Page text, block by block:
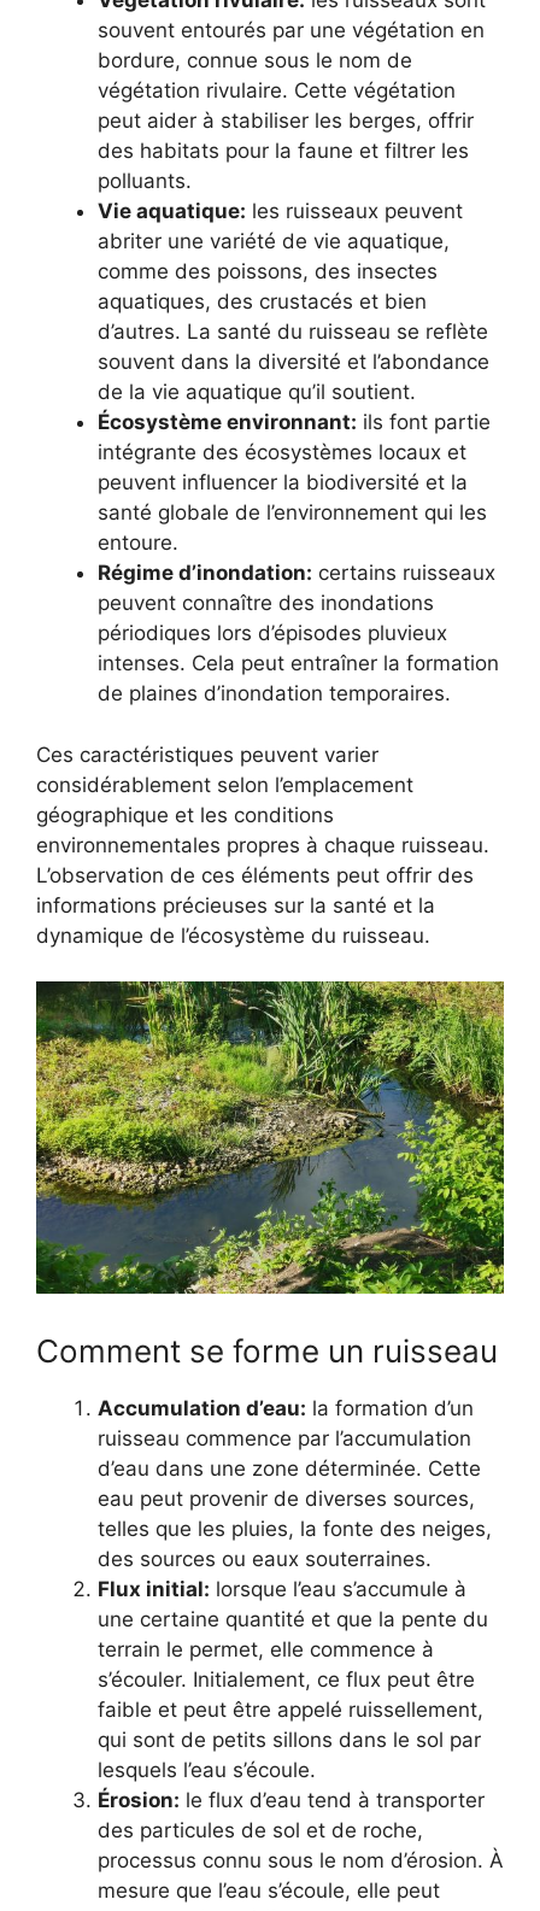
souvent entourés par une végétation en
bordure, connue sous le nom de
végétation rivulaire. Cette végétation
peut aider à stabiliser les berges, offrir
des habitats pour la faune et filtrer les
polluants.
Vie aquatique: les ruisseaux peuvent
abriter une variété de vie aquatique,
comme des poissons, des insectes
aquatiques, des crustacés et bien
d’autres. La santé du ruisseau se reflète
souvent dans la diversité et l’abondance
de la vie aquatique qu’il soutient.
Écosystème environnant: ils font partie
intégrante des écosystèmes locaux et
peuvent influencer la biodiversité et la
santé globale de l’environnement qui les
entoure.
Régime d’inondation: certains ruisseaux
peuvent connaître des inondations
périodiques lors d’épisodes pluvieux
intenses. Cela peut entraîner la formation
de plaines d’inondation temporaires.
Ces caractéristiques peuvent varier
considérablement selon l’emplacement
géographique et les conditions
environnementales propres à chaque ruisseau.
L’observation de ces éléments peut offrir des
informations précieuses sur la santé et la
dynamique de l’écosystème du ruisseau.
Comment se forme un ruisseau
Accumulation d’eau: la formation d’un
ruisseau commence par l’accumulation
d’eau dans une zone déterminée. Cette
eau peut provenir de diverses sources,
telles que les pluies, la fonte des neiges,
des sources ou eaux souterraines.
Flux initial: lorsque l’eau s’accumule à
une certaine quantité et que la pente du
terrain le permet, elle commence à
s’écouler. Initialement, ce flux peut être
faible et peut être appelé ruissellement,
qui sont de petits sillons dans le sol par
lesquels l’eau s’écoule.
Érosion: le flux d’eau tend à transporter
des particules de sol et de roche,
processus connu sous le nom d’érosion. À
mesure que l’eau s’écoule, elle peut